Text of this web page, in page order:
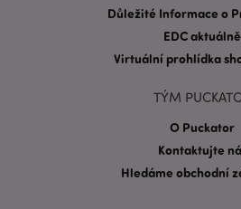
Důležité Informace o
EDC aktuálně
Virtuální prohlídka
TÝM
O Puckator
Kontaktujte
Hledáme obchodní
Zásadách ochrany osobních údajů